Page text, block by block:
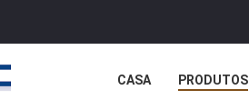
CASA PRODUTOS